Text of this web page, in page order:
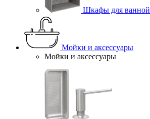
Шкафы для ванной
Мойки и аксессуары
Мойки и аксессуары